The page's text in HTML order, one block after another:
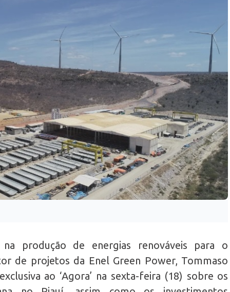
produção de energias renováveis para o
de projetos da Enel Green Power, Tommaso
ao ‘Agora’ na sexta-feira (18) sobre os